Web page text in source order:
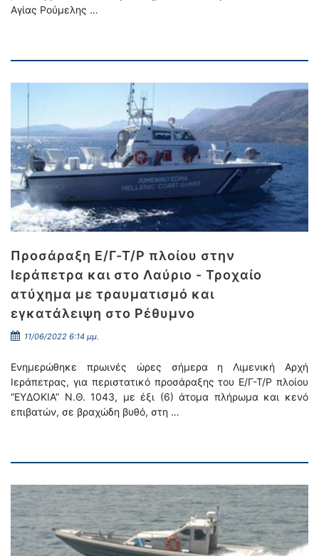
Αγίας Ρούμελης …
Προσάραξη Ε/Γ-Τ/Ρ πλοίου στην
Ιεράπετρα και στο Λαύριο - Τροχαίο
ατύχημα με τραυματισμό και
εγκατάλειψη στο Ρέθυμνο
11/06/2022 6:14 μμ.
Ενημερώθηκε πρωινές ώρες σήμερα η Λιμενική Αρχή
Ιεράπετρας, για περιστατικό προσάραξης του Ε/Γ-Τ/Ρ πλοίου
“ΕΥΔΟΚΙΑ” Ν.Θ. 1043, με έξι (6) άτομα πλήρωμα και κενό
επιβατών, σε βραχώδη βυθό, στη …